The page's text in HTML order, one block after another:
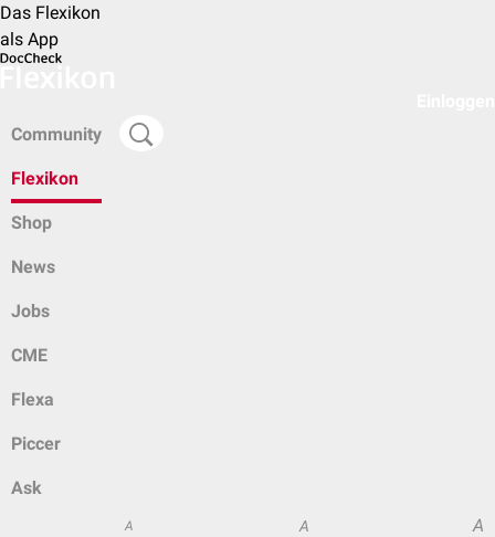
Das Flexikon
als App
Community
Flexikon
Shop
News
Jobs
CME
Flexa
Piccer
Ask
A A A